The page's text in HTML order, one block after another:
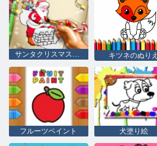
サンタクリスマスぬりえ キツネのぬりえ
フルーツペイント 犬塗り絵